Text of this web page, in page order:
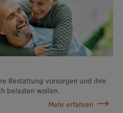
Bestattung vorsorgen und ihre
belasten wollen.
Mehr erfahren